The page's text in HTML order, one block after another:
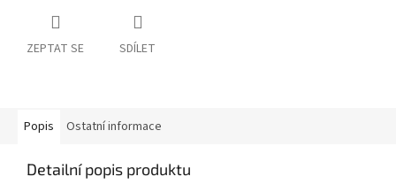
ZEPTAT SE SDÍLET
Popis Ostatní informace
Detailní popis produktu